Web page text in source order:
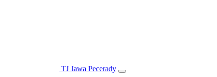
TJ Jawa Pecerady